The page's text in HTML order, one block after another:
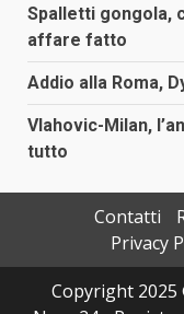
Spalletti gongola,
affare fatto
Addio alla Roma,
Vlahovic-Milan,
tutto
Contatti
Privacy
Copyright